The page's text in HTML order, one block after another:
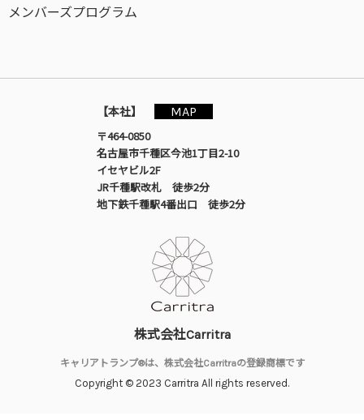
メンバーズプログラム
【本社】
MAP
〒464-0850
名古屋市千種区今池1丁目2-10
イセヤビル2F
JR千種駅改札 徒歩2分
地下鉄千種駅4番出口 徒歩2分
株式会社Carritra
キャリアトランプ®は、株式会社Carritraの登録商標です
Copyright © 2023 Carritra All rights reserved.